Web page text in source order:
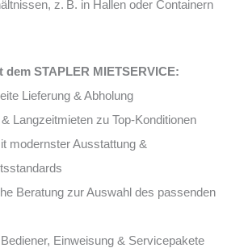
z. B. in Hallen oder Containern
dem STAPLER MIETSERVICE:
Lieferung & Abholung
Langzeitmieten zu Top-Konditionen
modernster Ausstattung &
Beratung zur Auswahl des passenden
Einweisung & Servicepakete